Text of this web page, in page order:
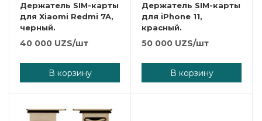
Держатель SIM-карты
для Xiaomi Redmi 7A,
черный.
40 000 UZS/шт
В корзину
Держатель SIM-карты
для iPhone 11,
красный.
50 000 UZS/шт
В корзину